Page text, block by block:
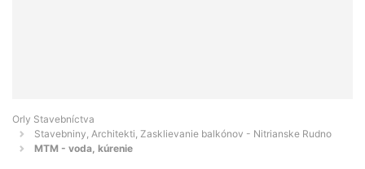
Orly Stavebníctva
Stavebniny, Architekti, Zasklievanie balkónov - Nitrianske Rudno
MTM - voda, kúrenie